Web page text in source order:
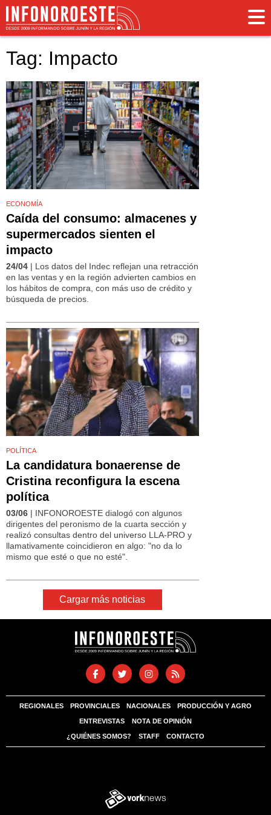
Tag: Impacto
ECONOMÍA
Caída del consumo: almacenes y
supermercados sienten el
impacto
24/04 | Los datos del Indec reflejan una retracción
en las ventas y en la región advierten cambios en
los hábitos de compra, con más uso de crédito y
búsqueda de precios.
POLÍTICA
La candidatura bonaerense de
Cristina reconfigura la escena
política
03/06 | INFONOROESTE dialogó con algunos
dirigentes del peronismo de la cuarta sección y
realizó consultas dentro del universo LLA-PRO y
llamativamente coincidieron en algo: "no da lo
mismo que esté o que no esté".
Cargar más noticias
REGIONALES PROVINCIALES NACIONALES PRODUCCIÓN Y AGRO
ENTREVISTAS NOTA DE OPINIÓN
¿QUIÉNES SOMOS? STAFF CONTACTO